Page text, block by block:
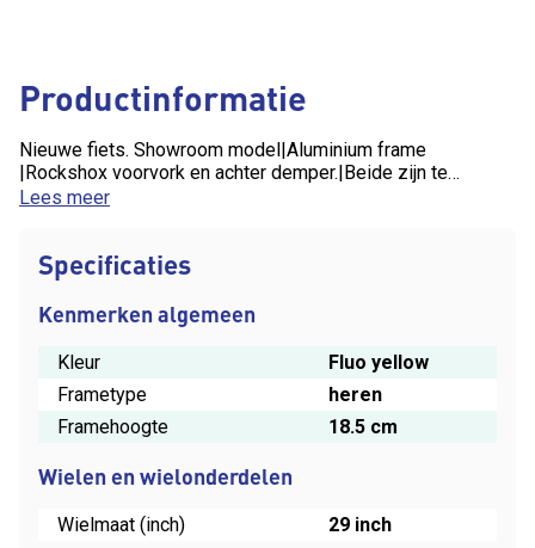
Productinformatie
Nieuwe fiets. Showroom model|Aluminium frame
|Rockshox voorvork en achter demper.|Beide zijn te
hydraulisch te locken met 1 knop.|Bontrager
Lees meer
Specificaties
Kenmerken algemeen
Kleur
Fluo yellow
Frametype
heren
Framehoogte
18.5 cm
Wielen en wielonderdelen
Wielmaat (inch) 29 inch